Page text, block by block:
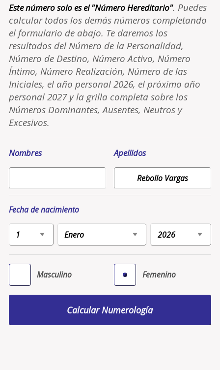
Este número solo es el "Número Hereditario". Puedes
calcular todos los demás números completando
el formulario de abajo. Te daremos los
resultados del Número de la Personalidad,
Número de Destino, Número Activo, Número
Íntimo, Número Realización, Número de las
Iniciales, el año personal 2026, el próximo año
personal 2027 y la grilla completa sobre los
Números Dominantes, Ausentes, Neutros y
Excesivos.
Nombres Apellidos
Fecha de nacimiento
Masculino Femenino